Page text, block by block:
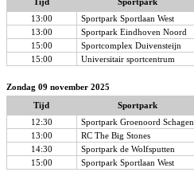
13:00
Sportpark Sportlaan West
13:00
Sportpark Eindhoven Noord
15:00
Sportcomplex Duivensteijn
15:00
Universitair sportcentrum
Zondag 09 november 2025
Tijd
Sportpark
12:30
Sportpark Groenoord Schagen
13:00
RC The Big Stones
14:30
Sportpark de Wolfsputten
15:00
Sportpark Sportlaan West